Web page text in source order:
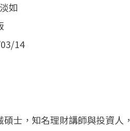
如
14
碩士，知名理財講師與投資